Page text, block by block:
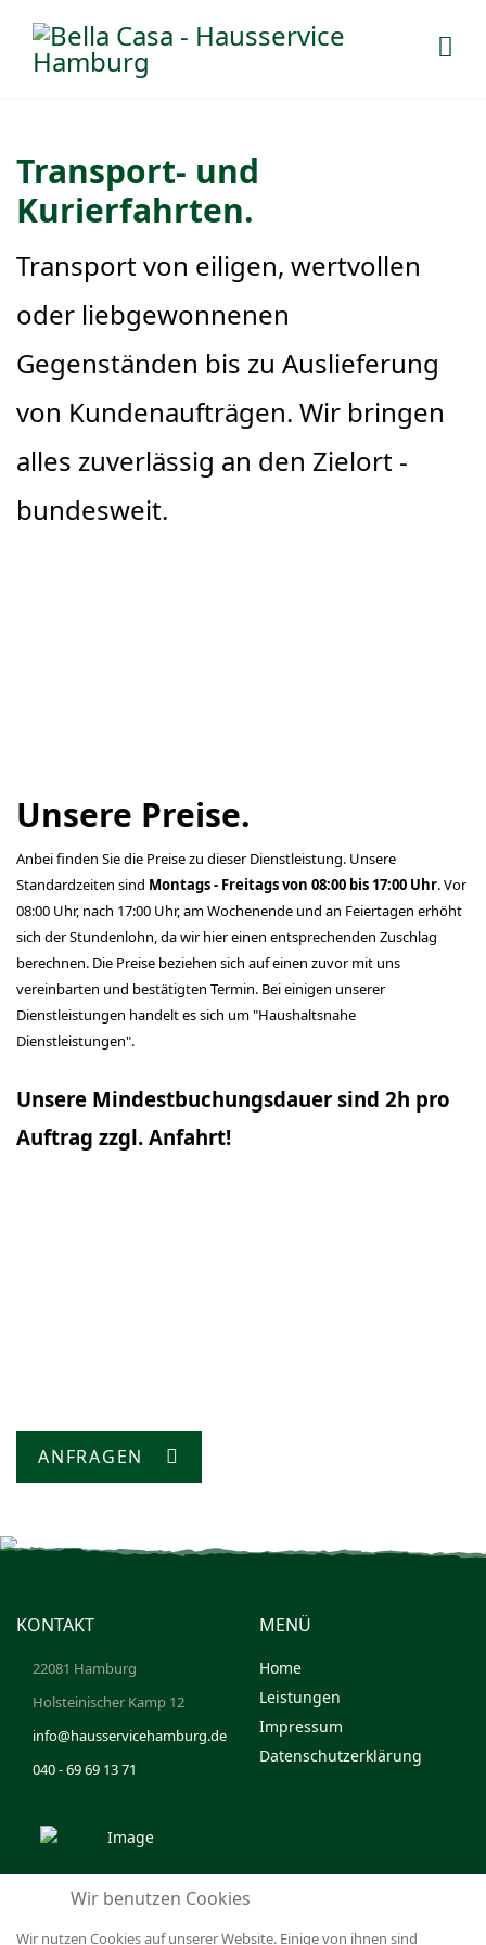
Transport- und
Kurierfahrten.
Transport von eiligen, wertvollen
oder liebgewonnenen
Gegenständen bis zu Auslieferung
von Kundenaufträgen. Wir bringen
alles zuverlässig an den Zielort -
bundesweit.
Unsere Preise.
Anbei finden Sie die Preise zu dieser Dienstleistung. Unsere
Standardzeiten sind Montags - Freitags von 08:00 bis 17:00 Uhr. Vor
08:00 Uhr, nach 17:00 Uhr, am Wochenende und an Feiertagen erhöht
sich der Stundenlohn, da wir hier einen entsprechenden Zuschlag
berechnen. Die Preise beziehen sich auf einen zuvor mit uns
vereinbarten und bestätigten Termin. Bei einigen unserer
Dienstleistungen handelt es sich um "Haushaltsnahe
Dienstleistungen".
Unsere Mindestbuchungsdauer sind 2h pro
Auftrag zzgl. Anfahrt!
ANFRAGEN
KONTAKT
22081 Hamburg
Holsteinischer Kamp 12
info@hausservicehamburg.de
040 - 69 69 13 71
MENÜ
Home
Leistungen
Impressum
Datenschutzerklärung
Wir benutzen Cookies
Wir nutzen Cookies auf unserer Website. Einige von ihnen sind